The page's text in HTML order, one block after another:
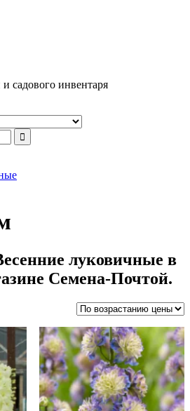
садового инвентаря
луковичные в
Семена-Почтой.